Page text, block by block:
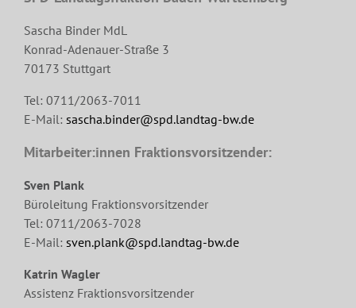
Sascha Binder MdL
Konrad-Adenauer-Straße 3
70173 Stuttgart
Tel: 0711/2063-7011
E-Mail: sascha.binder@spd.landtag-bw.de
Mitarbeiter:innen Fraktionsvorsitzender:
Sven Plank
Büroleitung Fraktionsvorsitzender
Tel: 0711/2063-7028
E-Mail: sven.plank@spd.landtag-bw.de
Katrin Wagler
Assistenz Fraktionsvorsitzender